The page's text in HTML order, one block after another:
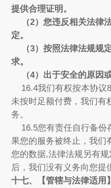
提供合理证明。
（2）您违反相关法律
定。
（3）按照法律法规规
求。
（4）出于安全的原因或
16.4我们有权按本协议
未按时足额付费，我们有
务。
16.5您有责任自行备份
果您的服务被终止，我们
您的数据,法律法规另有
后，我们没有义务向您提
十七、【管辖与法律适用】